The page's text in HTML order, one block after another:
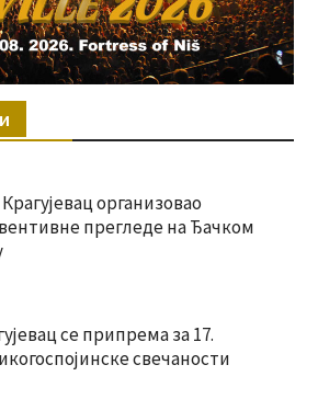
организовао
прегледе на Ђачком
се припрема за 17.
свечаности